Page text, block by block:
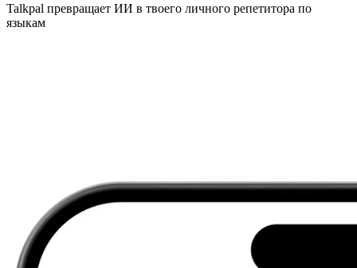
Talkpal превращает ИИ в твоего личного репетитора по
языкам